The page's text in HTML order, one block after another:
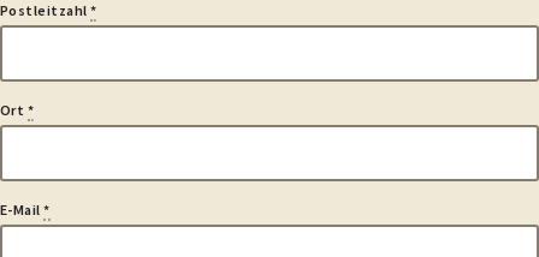
Postleitzahl *
Ort *
E-Mail*